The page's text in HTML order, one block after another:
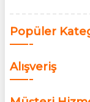
Popüler
Alışveriş